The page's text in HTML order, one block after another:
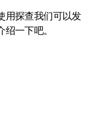
一下吧。